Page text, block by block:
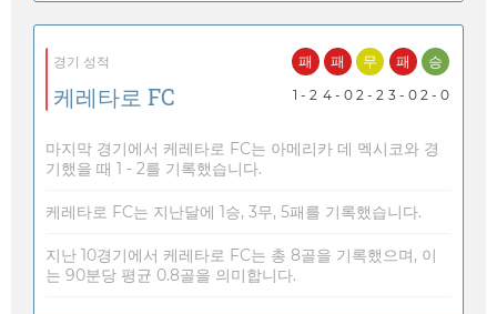
경기 성적
케레타로 FC
패
1 - 2
패
4 - 0
무
2 - 2
패
3 - 0
승
2 - 0
마지막 경기에서 케레타로 FC는 아메리카 데 멕시코와 경
기했을 때 1 - 2를 기록했습니다.
케레타로 FC는 지난달에 1승, 3무, 5패를 기록했습니다.
지난 10경기에서 케레타로 FC는 총 8골을 기록했으며, 이
는 90분당 평균 0.8골을 의미합니다.